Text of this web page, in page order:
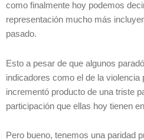
como finalmente hoy podemos
representación mucho más
pasado.
Esto a pesar de que algunos
indicadores como el de la
incrementó producto de una triste
participación que ellas hoy tienen
Pero bueno, tenemos una paridad